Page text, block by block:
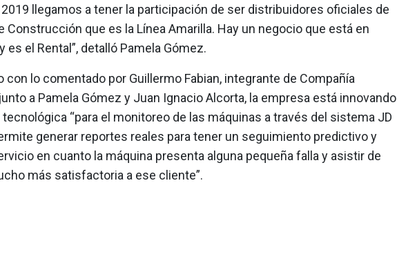
2019 llegamos a tener la participación de ser distribuidores oficiales de
Construcción que es la Línea Amarilla. Hay un negocio que está en
es el Rental”, detalló Pamela Gómez.
con lo comentado por Guillermo Fabian, integrante de Compañía
a Pamela Gómez y Juan Ignacio Alcorta, la empresa está innovando
“para el monitoreo de las máquinas a través del sistema JD
generar reportes reales para tener un seguimiento predictivo y
en cuanto la máquina presenta alguna pequeña falla y asistir de
más satisfactoria a ese cliente”.